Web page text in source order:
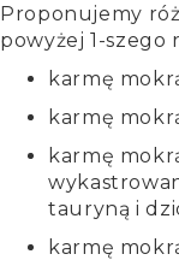
Proponujemy
powyżej 1-szego
karmę
karmę
karmę
tauryną i
karmę